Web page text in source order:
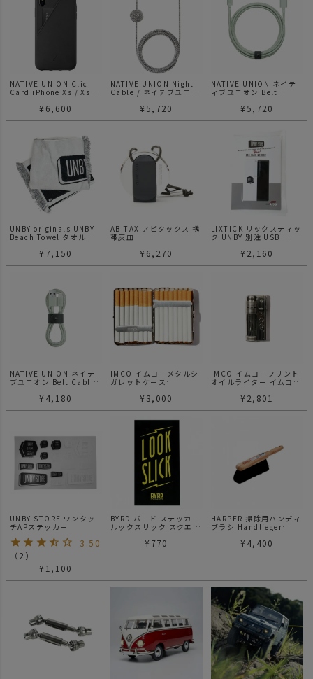
NATIVE UNION Clic
Card iPhone Xs / Xs
¥ 6,600
NATIVE UNION Night
Cable / ネイテブユニオ
¥ 5,720
NATIVE UNION ネイテ
ィブユニオン Belt
ユニオン ベルトケーブル
¥ 5,720
UNBY originals UNBY
Beach Towel タオル
¥ 7,150
ABITAX アビタックス 携
帯灰皿
¥ 6,270
LIXTICK リックスティッ
ク UNBY 別注 USB
ELECTRICS / 電気製品
¥ 2,160
NATIVE UNION ネイテ
ブユニオン Belt Cable
¥ 4,180
IMCO イムコ - メタルシ
ガレットケース
¥ 3,000
IMCO イムコ - フリント
オイルライター イムコ
¥ 2,801
UNBY STORE ワンタッ
チAPステッカー
3.50
（2 ）
¥ 1,100
BYRD バード ステッカー
ルックスリック スクエア
¥ 770
HARPER 掃除用ハンディ
ブラシ Handlfeger
¥ 4,400